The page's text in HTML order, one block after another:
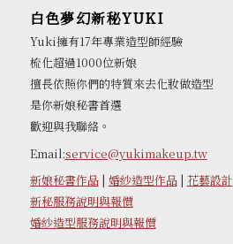
白色夢幻新秘YUKI
Yuki擁有17年專業造型師經驗
梳化超過1000位新娘
擅長依照你們的特質來去化妝做造型
是你新娘秘書首選
歡迎與我聯絡。
Email:service@yukimakeup.tw
新娘秘書作品| 婚紗造型作品| 花藝設計
新秘服務說明與報價
婚紗造型服務說明與報價